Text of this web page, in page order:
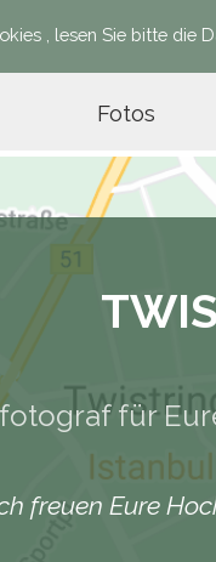
, lesen Sie bitte die
Fotos
für
freuen Eure